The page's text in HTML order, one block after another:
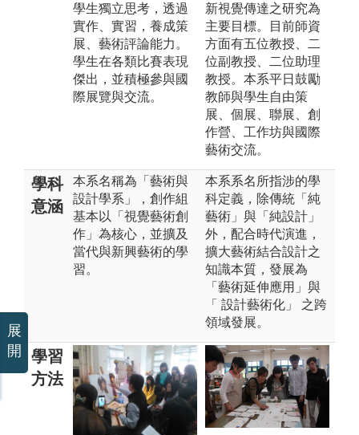
學生獨立思考，透過
實作、實習，養成策
展、藝術評論能力。
學生在各類比賽表現
傑出，並積極參與國
際展覽與交流。
新視覺傳達之研究為
主要目標。目前師資
方面有五位教授、二
位副教授、二位助理
教授。本系平日鼓勵
教師與學生自由策
展、個展、聯展、創
作營、工作坊與國際
藝術交流。
學科
意涵
本系名稱為「藝術與
設計學系」，創作組
基本以「視覺藝術創
作」為核心，並擴及
當代與新興藝術的學
習。
本系系名所指涉的學
科定義，除傳統「純
藝術」與「純設計」
外，配合時代演進，
擴大藝術結合設計之
知識本質，發展為
「藝術延伸應用」與
「 設計藝術化」 之跨
領域發展。
學習
方法
展
開